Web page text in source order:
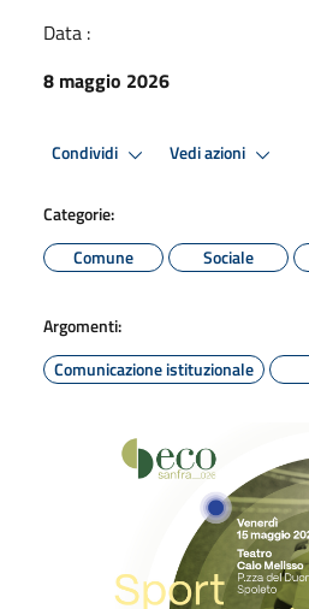
Data :
8 maggio 2026
Condividi Vedi azioni
Categorie:
Comune
Sociale
Argomenti:
Comunicazione istituzionale